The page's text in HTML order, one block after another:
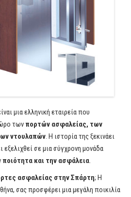
μια ελληνική εταιρεία που
των πορτών ασφαλείας, των
ντουλαπών. Η ιστορία της ξεκινάει
εξελιχθεί σε μια σύγχρονη μονάδα
ποιότητα και την ασφάλεια.
ασφαλείας στην Σπάρτη; Η
σας προσφέρει μια μεγάλη ποικιλία